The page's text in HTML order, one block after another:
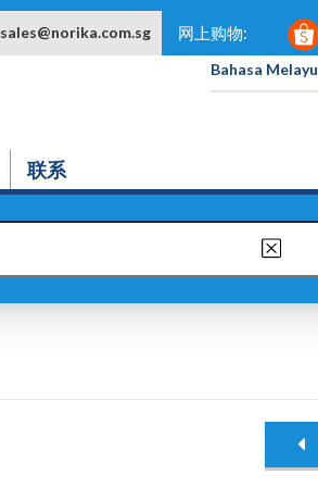
网上购物:
Bahasa Melayu
sales@norika.com.sg
联系